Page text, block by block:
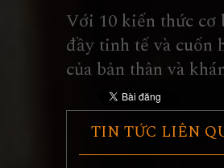
Với 10 kiến thức
đầy tinh tế và cuốn
của bản thân và
TIN TỨC LIÊN